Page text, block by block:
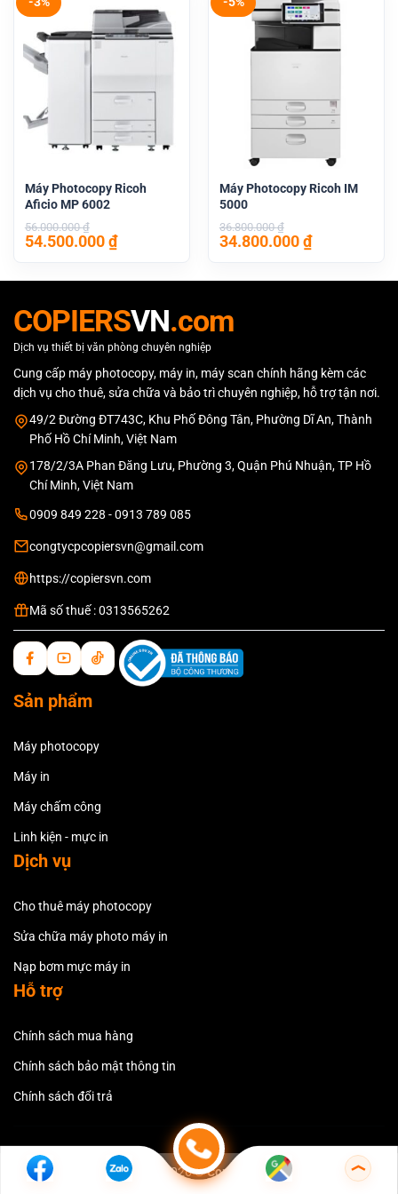
41.000.000 ₫.
29.300.000
Máy Photocopy Ricoh
Aficio MP 6002
56.000.000₫
Giá
54.500.000₫Giá
hiện
Máy Photocopy Ricoh IM
5000
36.800.000₫
Giá
34.800.000₫Giá
hiện
COPIERSVN.com
Dịch vụ thiết bị văn phòng chuyên nghiệp
Cung cấp máy photocopy, máy in, máy scan chính hãng kèm các
dịch vụ cho thuê, sửa chữa và bảo trì chuyên nghiệp, hỗ trợ tận nơi.
49/2 Đường ĐT743C, Khu Phố Đông Tân, Phường Dĩ An, Thành
Phố Hồ Chí Minh, Việt Nam
178/2/3A Phan Đăng Lưu, Phường 3, Quận Phú Nhuận, TP Hồ
Chí Minh, Việt Nam
0909 849 228 - 0913 789 085
congtycpcopiersvn@gmail.com
https://copiersvn.com
Mã số thuế : 0313565262
Sản phẩm
Máy photocopy
Máy in
Máy chấm công
Linh kiện - mực in
Dịch vụ
Cho thuê máy photocopy
Sửa chữa máy photo máy in
Nạp bơm mực máy in
Hỗ trợ
Chính sách mua hàng
Chính sách bảo mật thông tin
Chính sách đổi trả
Copyright 2026 ©Copiersvn.com